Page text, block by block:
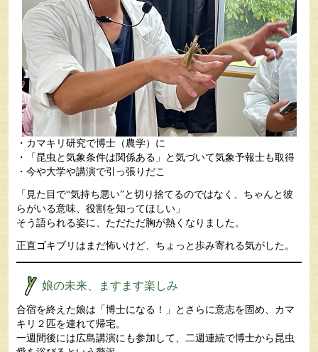
・カマキリ研究で博士（農学）に
・「昆虫と気象条件は関係ある」と気づいて気象予報士も取得
・今や大学や講演で引っ張りだこ
「見た目で“気持ち悪い”と切り捨てるのではなく、ちゃんと彼
らがいる意味、役割を知ってほしい」
そう語られる姿に、ただただ胸が熱くなりました。
正直ゴキブリはまだ怖いけど、ちょっと歩み寄れる気がした。
娘の未来、ますます楽しみ
合宿を終えた娘は「博士になる！」とさらに意志を固め、カマ
キリ２匹を連れて帰宅。
一週間後には広島講演にも参加して、二週連続で博士から昆虫